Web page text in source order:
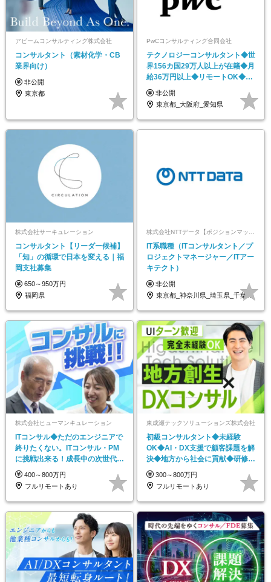
アビームコンサルティング株式会社
コンサルタント（素材化学・CB
業界向け）
非公開
東京都
PwCコンサルティング合同会社
テクノロジーコンサルタント◆世
界156カ国29万人以上が在籍◆月
給36万円以上◆リモートOK◆フ
レックスあり
非公開
東京都_大阪府_愛知県
株式会社サーキュレーション
コンサルタント【リーダー候補】
「知」の循環で日本を変える｜福
岡支社募集
650～950万円
福岡県
IT系職種（ITコンサルタント／プ
ロジェクトマネージャー／ITアー
キテクト）
非公開
東京都_神奈川県_埼玉県_千葉県_大阪府…
株式会社ヒューマンキュレーション
ITコンサル◆ただのエンジニアで
終りたくない。ITコンサル・PM
に挑戦出来る！成長中の次世代IT
企業
400～800万円
フルリモートあり
東成瀬テックソリューションズ株式会社
初級コンサルタント◆未経験
OK◆AI・DX支援で顧客課題を解
決◆地方から社会に貢献◆研修充
実◆UIターン歓迎
300～800万円
フルリモートあり